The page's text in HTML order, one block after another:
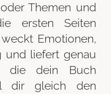
Themen und
ersten Seiten
Emotionen,
und liefert genau
die dein Buch
dir gleich den